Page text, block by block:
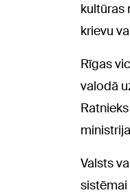
kultūras
krievu
Rīgas
valodā
Valsts
sistēmai